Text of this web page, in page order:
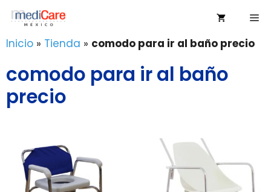
Saltar
contenido
Inicio » Tienda » comodo para ir al baño precio
comodo para ir al baño
precio